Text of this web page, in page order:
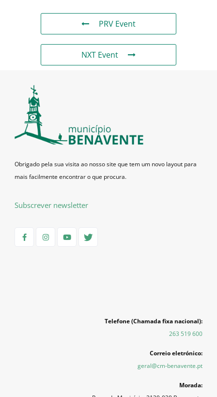
PRV Event
NXT Event
Obrigado pela sua visita ao nosso site que tem um novo layout para
mais facilmente encontrar o que procura.
Subscrever newsletter
Telefone (Chamada fixa nacional):
263 519 600
Correio eletrónico:
geral@cm-benavente.pt
Morada: